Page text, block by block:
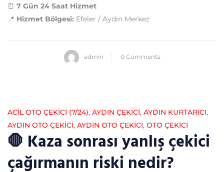
⏰ 7 Gün 24 Saat Hizmet
📍 Hizmet Bölgesi: Efeler / Aydın Merkez
admin 0 Comments
ACİL OTO ÇEKİCİ (7/24), AYDIN ÇEKICI, AYDIN KURTARICI,
AYDIN OTO ÇEKICI, AYDIN OTO ÇEKICI, OTO ÇEKICI
🛑 Kaza sonrası yanlış çekici
çağırmanın riski nedir?